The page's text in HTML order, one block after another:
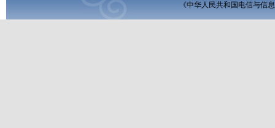
《中华人民共和国电信与信